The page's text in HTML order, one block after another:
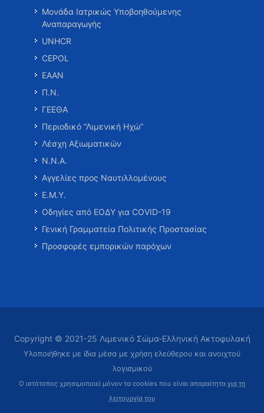
Μονάδα Ιατρικώς Υποβοηθούμενης
Αναπαραγωγής
UNHCR
CEPOL
ΕΑΑΝ
Π.Ν.
ΓΕΕΘΑ
Περιοδικό “Λιμενική Ηχώ”
Λέσχη Αξιωματικών
Ν.Ν.Α.
Αγγελίες προς Ναυτιλλομένους
Ε.Μ.Υ.
Οδηγίες από ΕΟΔΥ για COVID-19
Γενική Γραμματεία Πολιτικής Προστασίας
Προσφορές εμπορικών παρόχων
Copyright © 2021-25 Λιμενικό Σώμα-Ελληνική Ακτοφυλακή
Υλοποιήθηκε με ίδια μέσα με χρήση ελεύθερου και ανοιχτού
λογισμικού
Ο ιστότοπος χρησιμοποιεί μόνον τα cookies που είναι απαραίτητα για τη
λειτουργία του